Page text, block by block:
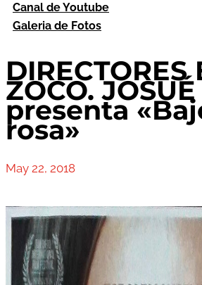
Canal de Youtube
Galeria de Fotos
DIRECTORES
ZOCO.
presenta
rosa»
May 22, 2018